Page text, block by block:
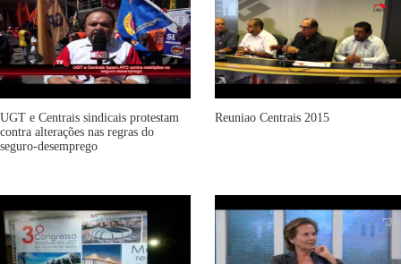
UGT e Centrais sindicais protestam
contra alterações nas regras do
seguro-desemprego
Reuniao Centrais 2015